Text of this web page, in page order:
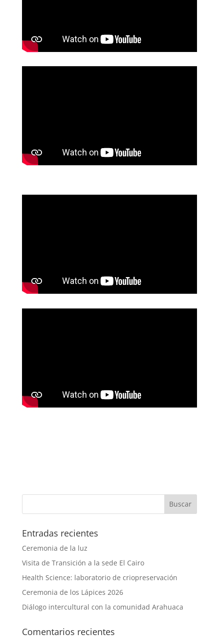
Entradas recientes
Ceremonia de la luz
Visita de Transición a la sede El Cairo
Health Science: laboratorio de criopreservación
Ceremonia de los Lápices 2026
Diálogo intercultural con la comunidad Arahuaca
Comentarios recientes